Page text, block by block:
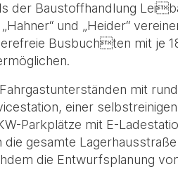
der Baustoffhandlung
und „Heider“
Busbuchten mit je
mit
einer
Parkplätze mit E-
gesamte
die Entwurfsplanung